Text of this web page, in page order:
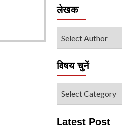
लेखक
विषय चुनें
Latest Post